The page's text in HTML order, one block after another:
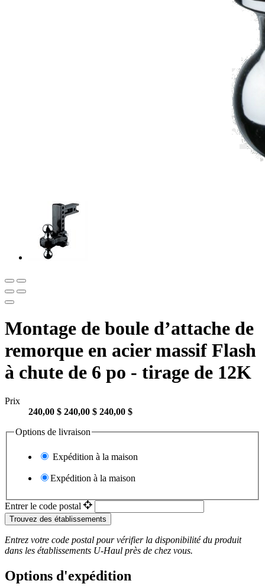
Montage de boule d’attache de
remorque en acier massif Flash
à chute de 6 po - tirage de 12K
Prix
240,00 $ 240,00 $ 240,00 $
Options de livraison
Expédition à la maison
Expédition à la maison
Entrer le code postal
Trouvez des établissements
Entrez votre code postal pour vérifier la disponibilité du produit
dans les établissements U-Haul près de chez vous.
Options d'expédition